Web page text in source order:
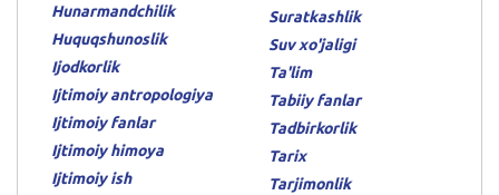
Hunarmandchilik
Huquqshunoslik
Ijodkorlik
Ijtimoiy antropologiya
Ijtimoiy fanlar
Ijtimoiy himoya
Ijtimoiy ish
Suratkashlik
Suv xo'jaligi
Ta'lim
Tabiiy fanlar
Tadbirkorlik
Tarix
Tarjimonlik